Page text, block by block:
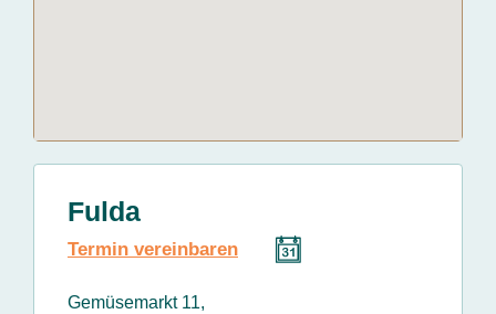
Fulda
Termin vereinbaren
Gemüsemarkt 11,